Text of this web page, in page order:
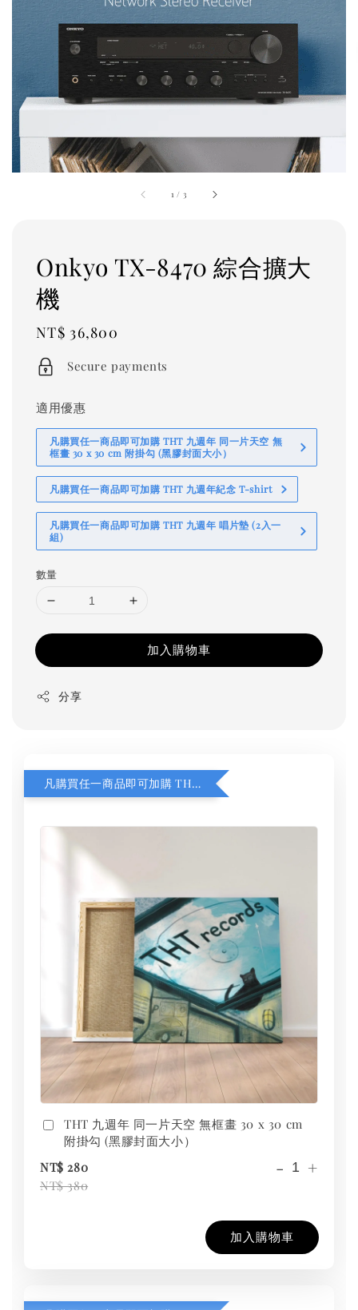
1 / 3
Onkyo TX-8470 綜合擴大
機
Regular
price
NT$ 36,800
Secure payments
適用優惠
凡購買任一商品即可加購 THT 九週年 同一片天空 無
框畫 30 x 30 cm 附掛勾 (黑膠封面大小）
凡購買任一商品即可加購 THT 九週年紀念 T-shirt
凡購買任一商品即可加購 THT 九週年 唱片墊 (2入一
組)
數量
加入購物車
分享
凡購買任一商品即可加購 THT 九週年 同一片天空 無框畫 30 x 30 cm 附掛勾 (黑膠封面大小）
THT 九週年 同一片天空 無框畫 30 x 30 cm
附掛勾 (黑膠封面大小）
NT$ 280
NT$ 380
- +
加入購物車